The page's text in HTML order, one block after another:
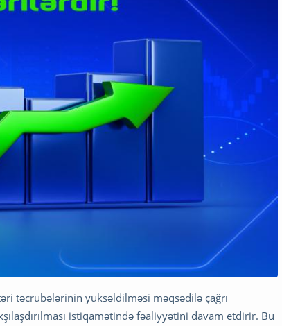
təcrübələrinin yüksəldilməsi məqsədilə çağrı
istiqamətində fəaliyyətini davam etdirir. Bu